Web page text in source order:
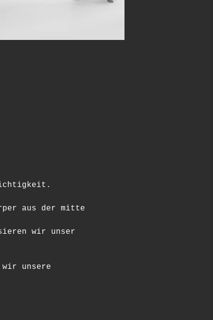
aus der mitte
wir unser
unsere